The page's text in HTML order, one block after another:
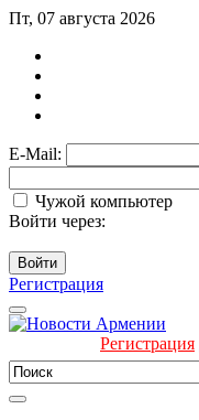
Пт, 07 августа 2026
E-Mail:
Чужой компьютер
Войти через:
Войти
Регистрация
Регистрация